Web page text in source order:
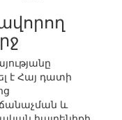
է Հայ դատի
և